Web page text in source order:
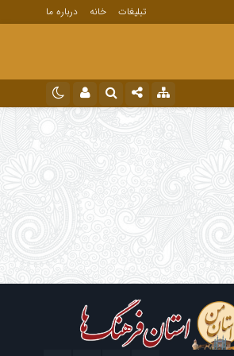
تبلیغات خانه درباره ما
اینستاگرام
تلگرام